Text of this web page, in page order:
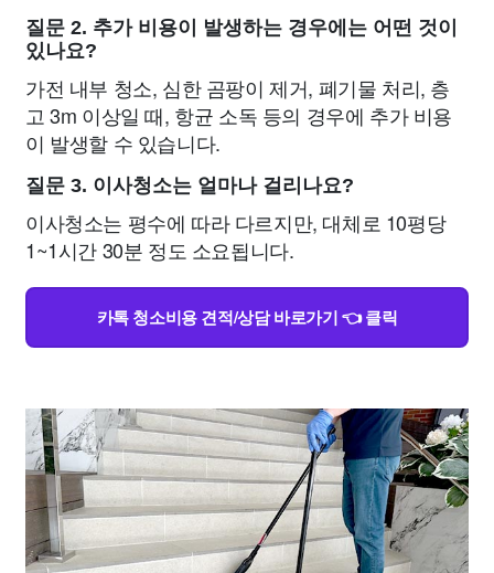
질문 2. 추가 비용이 발생하는 경우에는 어떤 것이
있나요?
가전 내부 청소, 심한 곰팡이 제거, 폐기물 처리, 층
고 3m 이상일 때, 항균 소독 등의 경우에 추가 비용
이 발생할 수 있습니다.
질문 3. 이사청소는 얼마나 걸리나요?
이사청소는 평수에 따라 다르지만, 대체로 10평당
1~1시간 30분 정도 소요됩니다.
카톡 청소비용 견적/상담 바로가기 👈 클릭